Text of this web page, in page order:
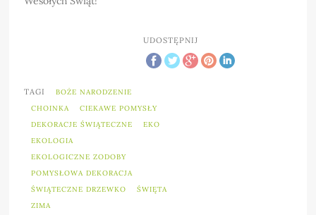
UDOSTĘPNIJ
TAGI
BOŻE NARODZENIE
CHOINKA
CIEKAWE POMYSŁY
DEKORACJE ŚWIĄTECZNE
EKO
EKOLOGIA
EKOLOGICZNE ZODOBY
POMYSŁOWA DEKORACJA
ŚWIĄTECZNE DRZEWKO
ŚWIĘTA
ZIMA